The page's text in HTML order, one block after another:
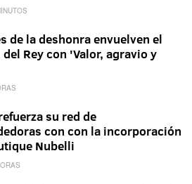
de la deshonra envuelven el
Rey con 'Valor, agravio y
su red de
con con la incorporación
Nubelli